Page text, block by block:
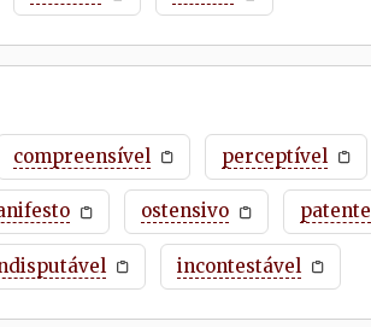
compreensível perceptível
ostensivo patente
incontestável